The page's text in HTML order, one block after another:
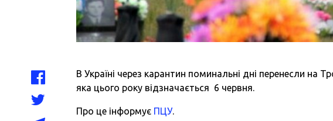
В Україні через карантин поминальні дні перенесли на
яка цього року відзначається 6 червня.
Про це інформує ПЦУ.